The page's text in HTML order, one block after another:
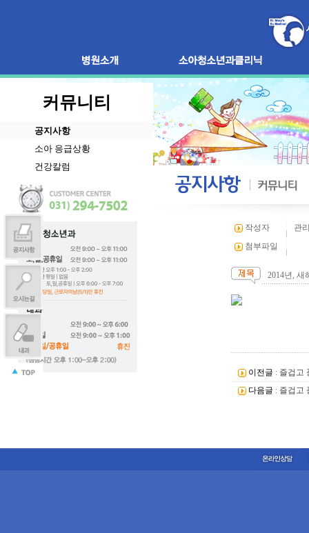
커뮤니티
공지사항
소아 응급상황
건강칼럼
작성자
관
첨부파일
2014년, 새
이전글 : 즐겁고
다음글 : 즐겁고